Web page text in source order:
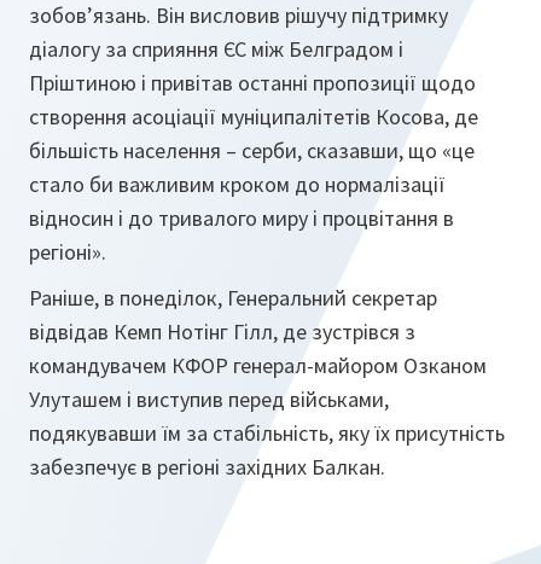
зобов’язань. Він висловив рішучу підтримку
діалогу за сприяння ЄС між Белградом і
Пріштиною і привітав останні пропозиції щодо
створення асоціації муніципалітетів Косова, де
більшість населення – серби, сказавши, що «це
стало би важливим кроком до нормалізації
відносин і до тривалого миру і процвітання в
регіоні».
Раніше, в понеділок, Генеральний секретар
відвідав Кемп Нотінг Гілл, де зустрівся з
командувачем КФОР генерал-майором Озканом
Улуташем і виступив перед військами,
подякувавши їм за стабільність, яку їх присутність
забезпечує в регіоні західних Балкан.